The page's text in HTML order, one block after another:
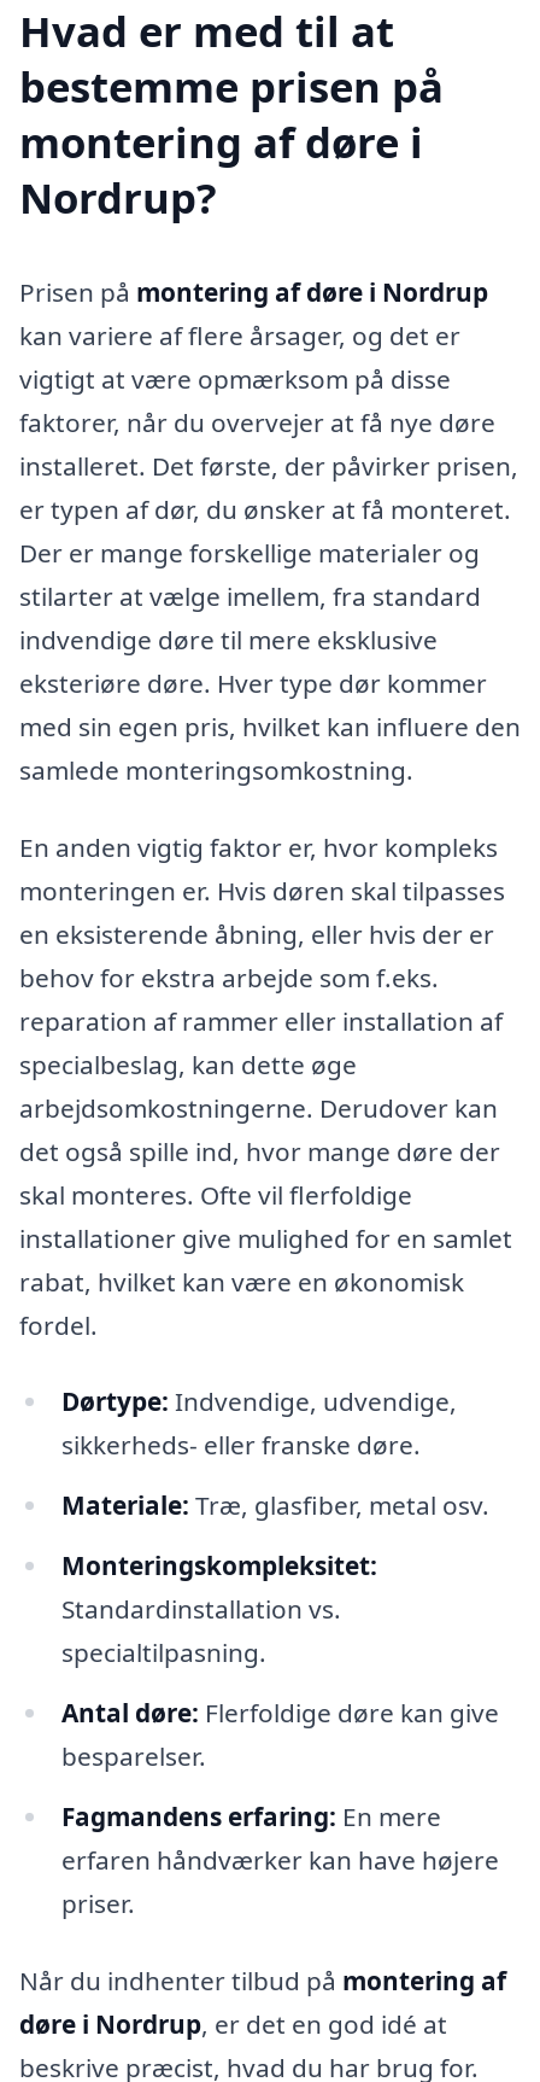
Hvad er med til at
bestemme prisen på
montering af døre i
Nordrup?
Prisen på montering af døre i Nordrup
kan variere af flere årsager, og det er
vigtigt at være opmærksom på disse
faktorer, når du overvejer at få nye døre
installeret. Det første, der påvirker prisen,
er typen af dør, du ønsker at få monteret.
Der er mange forskellige materialer og
stilarter at vælge imellem, fra standard
indvendige døre til mere eksklusive
eksteriøre døre. Hver type dør kommer
med sin egen pris, hvilket kan influere den
samlede monteringsomkostning.
En anden vigtig faktor er, hvor kompleks
monteringen er. Hvis døren skal tilpasses
en eksisterende åbning, eller hvis der er
behov for ekstra arbejde som f.eks.
reparation af rammer eller installation af
specialbeslag, kan dette øge
arbejdsomkostningerne. Derudover kan
det også spille ind, hvor mange døre der
skal monteres. Ofte vil flerfoldige
installationer give mulighed for en samlet
rabat, hvilket kan være en økonomisk
fordel.
Dørtype: Indvendige, udvendige,
sikkerheds- eller franske døre.
Materiale: Træ, glasfiber, metal osv.
Monteringskompleksitet:
Standardinstallation vs.
specialtilpasning.
Antal døre: Flerfoldige døre kan give
besparelser.
Fagmandens erfaring: En mere
erfaren håndværker kan have højere
priser.
Når du indhenter tilbud på montering af
døre i Nordrup, er det en god idé at
beskrive præcist, hvad du har brug for.